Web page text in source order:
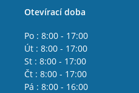
Otevírací doba
Po : 8:00 - 17:00
Út : 8:00 - 17:00
St : 8:00 - 17:00
Čt : 8:00 - 17:00
Pá : 8:00 - 16:00